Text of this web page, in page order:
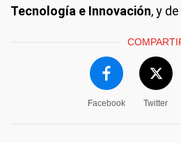
Tecnología e Innovación, y
Facebook Twitter